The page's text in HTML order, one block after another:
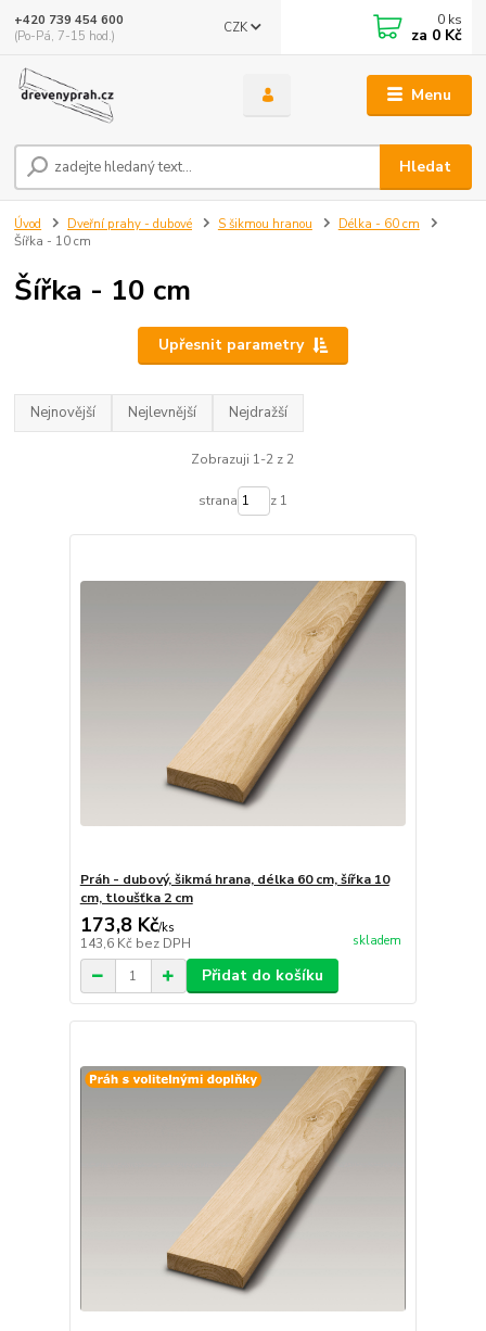
Menu
CZK
Hledat
+420 739 454 600
(Po-Pá, 7-15 hod.)
0 ks
za 0 Kč
Úvod Dveřní prahy - dubové S šikmou hranou
Délka - 60 cm
Šířka - 10 cm
Šířka - 10 cm
Upřesnit parametry
Nejnovější Nejlevnější Nejdražší
Zobrazuji 1-2 z 2
strana z 1
Práh - dubový, šikmá hrana, délka 60 cm, šířka 10
cm, tloušťka 2 cm
173,8 Kč/ks
143,6 Kč bez DPH skladem
Přidat do košíku